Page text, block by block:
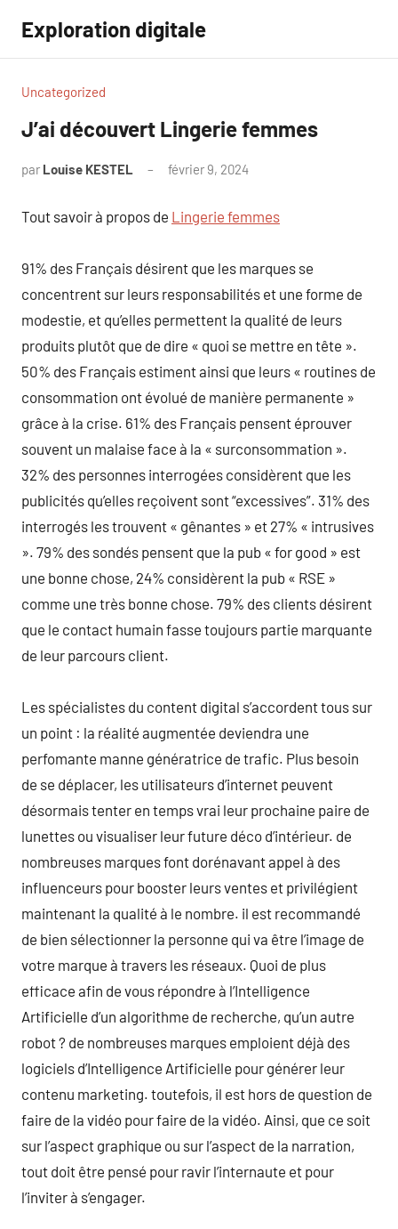
contenu
Exploration digitale
Uncategorized
J’ai découvert Lingerie femmes
par Louise KESTEL février 9, 2024
Tout savoir à propos de Lingerie femmes
91% des Français désirent que les marques se
concentrent sur leurs responsabilités et une forme de
modestie, et qu’elles permettent la qualité de leurs
produits plutôt que de dire « quoi se mettre en tête ».
50% des Français estiment ainsi que leurs « routines de
consommation ont évolué de manière permanente »
grâce à la crise. 61% des Français pensent éprouver
souvent un malaise face à la « surconsommation ».
32% des personnes interrogées considèrent que les
publicités qu’elles reçoivent sont “excessives”. 31% des
interrogés les trouvent « gênantes » et 27% « intrusives
». 79% des sondés pensent que la pub « for good » est
une bonne chose, 24% considèrent la pub « RSE »
comme une très bonne chose. 79% des clients désirent
que le contact humain fasse toujours partie marquante
de leur parcours client.
Les spécialistes du content digital s’accordent tous sur
un point : la réalité augmentée deviendra une
perfomante manne génératrice de trafic. Plus besoin
de se déplacer, les utilisateurs d’internet peuvent
désormais tenter en temps vrai leur prochaine paire de
lunettes ou visualiser leur future déco d’intérieur. de
nombreuses marques font dorénavant appel à des
influenceurs pour booster leurs ventes et privilégient
maintenant la qualité à le nombre. il est recommandé
de bien sélectionner la personne qui va être l’image de
votre marque à travers les réseaux. Quoi de plus
efficace afin de vous répondre à l’Intelligence
Artificielle d’un algorithme de recherche, qu’un autre
robot ? de nombreuses marques emploient déjà des
logiciels d’Intelligence Artificielle pour générer leur
contenu marketing. toutefois, il est hors de question de
faire de la vidéo pour faire de la vidéo. Ainsi, que ce soit
sur l’aspect graphique ou sur l’aspect de la narration,
tout doit être pensé pour ravir l’internaute et pour
l’inviter à s’engager.